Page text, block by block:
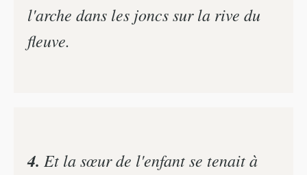
l'arche dans les joncs sur la rive du
fleuve.
4. Et la sœur de l'enfant se tenait à